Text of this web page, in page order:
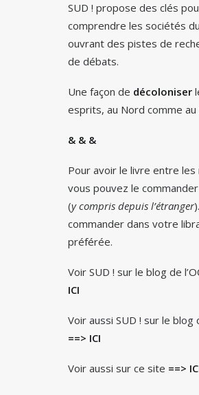
SUD ! propose des clés
comprendre les sociétés
ouvrant des pistes de
de débats.
Une façon de décoloniser
esprits, au Nord comme au
& & &
Pour avoir le livre entre les
vous pouvez le commander
(y compris depuis l’étranger
commander dans votre
préférée.
Voir SUD ! sur le blog de
ICI
Voir aussi SUD ! sur le blog
==> ICI
Voir aussi sur ce site ==>